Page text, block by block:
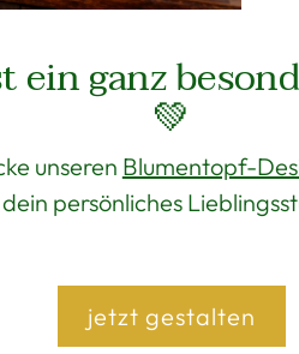
ein ganz
💚
unseren Blumentopf-
dein persönliches
jetzt gestalten